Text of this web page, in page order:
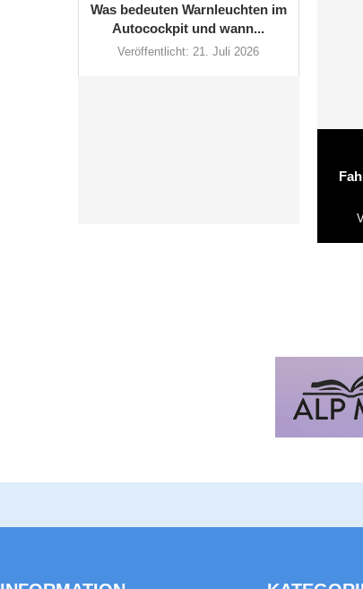
Was bedeuten Warnleuchten im
Autocockpit und wann...
Veröffentlicht: 21. Juli 2026